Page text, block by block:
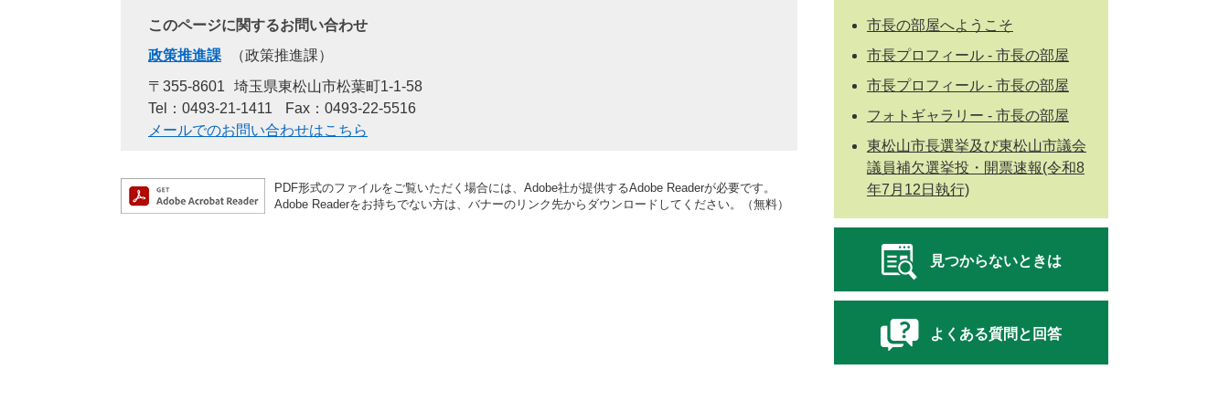
このページに関するお問い合わせ
政策推進課
政策推進課
〒355-8601
埼玉県東松山市松葉町1-1-58
Tel：0493-21-1411
Fax：0493-22-5516
メールでのお問い合わせはこちら
PDF形式のファイルをご覧いただく場合には、Adobe社が提供するAdobe Readerが必要です。
Adobe Readerをお持ちでない方は、バナーのリンク先からダウンロードしてください。（無料）
市長の部屋へようこそ
市長プロフィール - 市長の部屋
市長プロフィール - 市長の部屋
フォトギャラリー - 市長の部屋
東松山市長選挙及び東松山市議会
議員補欠選挙投・開票速報(令和8
年7月12日執行)
見つからないときは
よくある質問と回答